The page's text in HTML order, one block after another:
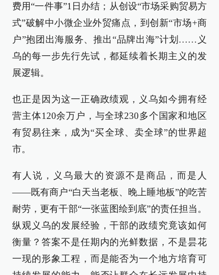
费用“一件事”1日办结；从创设“市场采购贸易方
式”破解中小微企业外贸痛点，到创新“市场+商
户”抱团出海服务、推出“品牌出海”计划……义
乌的每一步先行先试，都延续着长期主义的发
展逻辑。
也正是因为这一正确政绩观，义乌如今拥有经
营主体120余万户，与全球230多个国家和地区
有贸易往来，成为“买全球、卖全球”的世界超
市。
有人说，义乌最大的资源不是商品，而是人
——既有商户“白天当老板、晚上睡地板”的吃苦
耐劳，更有干部“一张蓝图绘到底”的责任担当。
纵观义乌的发展经验，干部的政绩究竟该如何
衡量？答案不是任期内的光鲜数据，不是昙花
一现的形象工程，而是能否为一个地方培育可